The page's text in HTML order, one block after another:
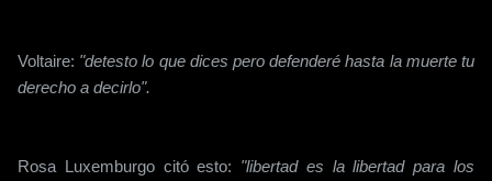
Voltaire: "detesto lo que dices pero defenderé hasta la muerte tu
derecho a decirlo".
Rosa Luxemburgo citó esto: "libertad es la libertad para los